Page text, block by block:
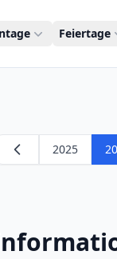
Feiertage
2025